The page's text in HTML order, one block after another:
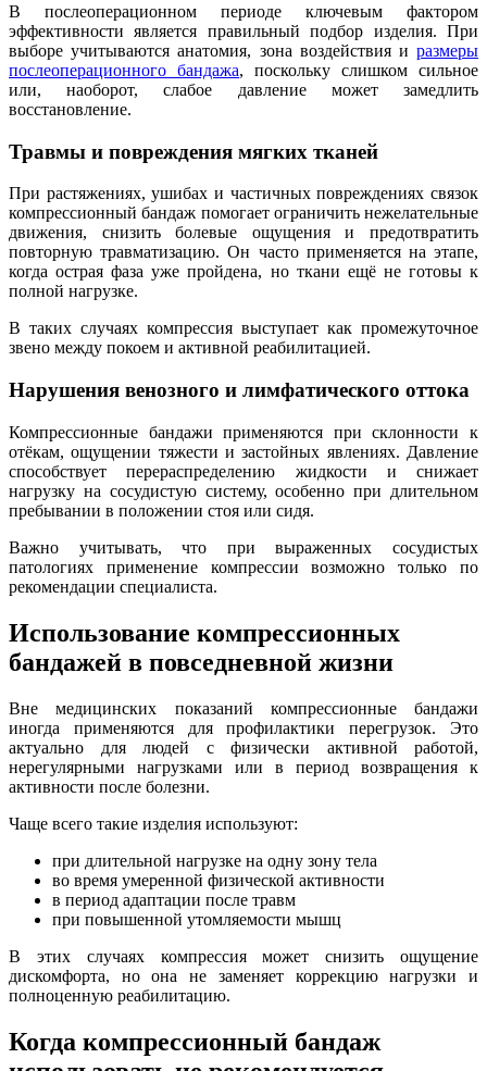
В послеоперационном периоде ключевым фактором
эффективности является правильный подбор изделия. При
выборе учитываются анатомия, зона воздействия и размеры
послеоперационного бандажа, поскольку слишком сильное
или, наоборот, слабое давление может замедлить
восстановление.
Травмы и повреждения мягких тканей
При растяжениях, ушибах и частичных повреждениях связок
компрессионный бандаж помогает ограничить нежелательные
движения, снизить болевые ощущения и предотвратить
повторную травматизацию. Он часто применяется на этапе,
когда острая фаза уже пройдена, но ткани ещё не готовы к
полной нагрузке.
В таких случаях компрессия выступает как промежуточное
звено между покоем и активной реабилитацией.
Нарушения венозного и лимфатического оттока
Компрессионные бандажи применяются при склонности к
отёкам, ощущении тяжести и застойных явлениях. Давление
способствует перераспределению жидкости и снижает
нагрузку на сосудистую систему, особенно при длительном
пребывании в положении стоя или сидя.
Важно учитывать, что при выраженных сосудистых
патологиях применение компрессии возможно только по
рекомендации специалиста.
Использование компрессионных
бандажей в повседневной жизни
Вне медицинских показаний компрессионные бандажи
иногда применяются для профилактики перегрузок. Это
актуально для людей с физически активной работой,
нерегулярными нагрузками или в период возвращения к
активности после болезни.
Чаще всего такие изделия используют:
при длительной нагрузке на одну зону тела
во время умеренной физической активности
в период адаптации после травм
при повышенной утомляемости мышц
В этих случаях компрессия может снизить ощущение
дискомфорта, но она не заменяет коррекцию нагрузки и
полноценную реабилитацию.
Когда компрессионный бандаж